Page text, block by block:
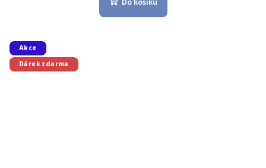
Do košíku
Akce
Dárek zdarma